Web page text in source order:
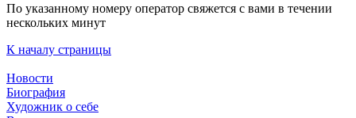
По указанному номеру оператор свяжется с вами в течении
нескольких минут
К началу страницы
Новости
Биография
Художник о себе